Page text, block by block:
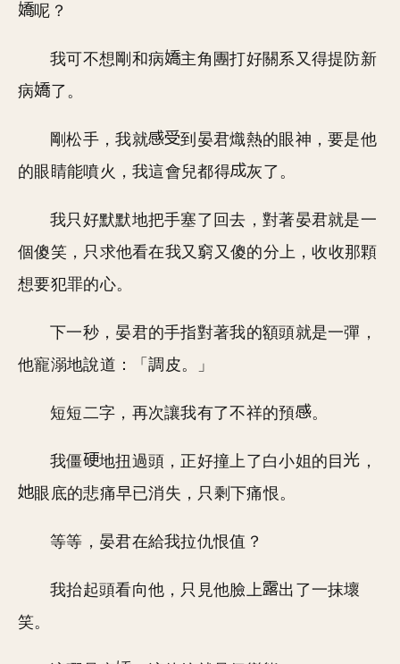
呢？
我可不想剛和病
主角團打好關系又得提防新
病
了。
剛松手，我就
到晏君熾熱的眼神，要是他
的眼睛能噴火，我這會兒都得
灰了。
我只好默默地把手塞了回去，對著晏君就是一
個傻笑，只求他看在我又窮又傻的分上，收收那顆
想要犯罪的心。
下一秒，晏君的手指對著我的額頭就是一彈，
他寵溺地說道：「調皮。」
短短二字，再次讓我有了不祥的預 。
我僵 地扭過頭，正好撞上了白小姐的目
，
眼底的悲痛早已消失，只剩下痛恨。
等等，晏君在給我拉仇恨值？
我抬起頭看向他，只見他臉上
出了一抹壞
笑。